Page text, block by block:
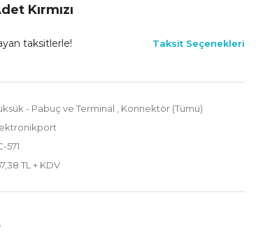
Kırmızı
taksitlerle! Taksit Seçenekleri
- Pabuç ve Terminal
Konnektör (Tümü)
571
TL + KDV